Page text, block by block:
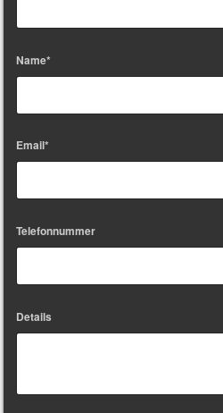
Name*
Email*
Telefonnummer
Details